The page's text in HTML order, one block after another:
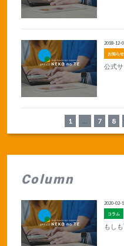
お知らせ
2018-12-
公式
1 ... 7 8
Column
コラム
2020-02-
もし